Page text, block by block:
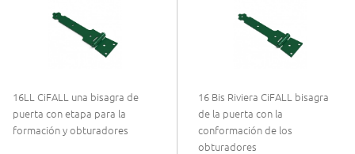
16LL CiFALL una bisagra de
puerta con etapa para la
formación y obturadores
16 Bis Riviera CiFALL bisagra
de la puerta con la
conformación de los
obturadores